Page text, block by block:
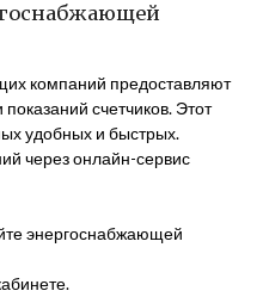
компаний предоставляют
счетчиков. Этот
удобных и быстрых.
через онлайн-сервис
энергоснабжающей